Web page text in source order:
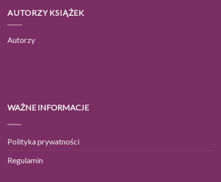
AUTORZY KSIĄŻEK
Autorzy
WAŻNE INFORMACJE
Polityka prywatności
Regulamin